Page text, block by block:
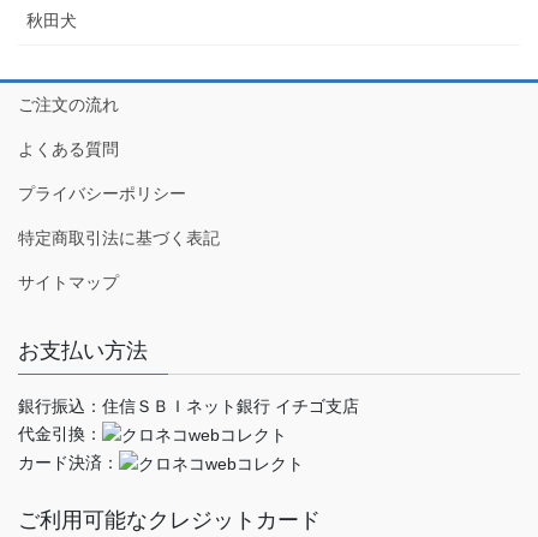
秋田犬
ご注文の流れ
よくある質問
プライバシーポリシー
特定商取引法に基づく表記
サイトマップ
お支払い方法
銀行振込：住信ＳＢＩネット銀行 イチゴ支店
代金引換：
カード決済：
ご利用可能なクレジットカード